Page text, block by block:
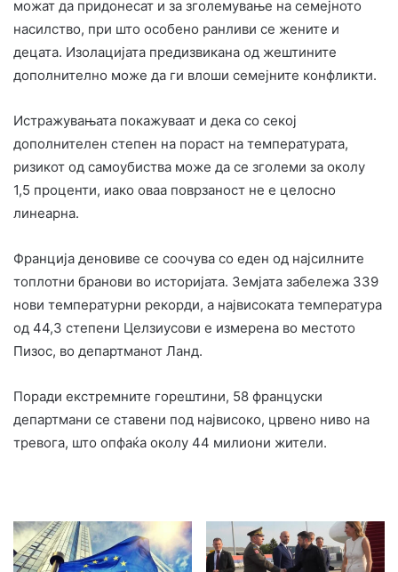
можат да придонесат и за зголемување на семејното
насилство, при што особено ранливи се жените и
децата. Изолацијата предизвикана од жештините
дополнително може да ги влоши семејните конфликти.
Истражувањата покажуваат и дека со секој
дополнителен степен на пораст на температурата,
ризикот од самоубиства може да се зголеми за околу
1,5 проценти, иако оваа поврзаност не е целосно
линеарна.
Франција деновиве се соочува со еден од најсилните
топлотни бранови во историјата. Земјата забележа 339
нови температурни рекорди, а највисоката температура
од 44,3 степени Целзиусови е измерена во местото
Пизос, во департманот Ланд.
Поради екстремните горештини, 58 француски
департмани се ставени под највисоко, црвено ниво на
тревога, што опфаќа околу 44 милиони жители.